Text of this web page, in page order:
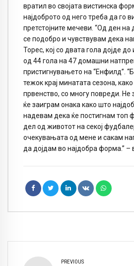
вратил во својата вистинска
најдоброто од него треба да го
претстојните мечеви. “Од ден на
се подобро и чувствувам дека
Торес, кој со двата гола дојде
од 44 гола на 47 домашни
пристигнувањето на “Енфилд”.
тежок крај минатата сезона,
првенство, со многу повреди. Не
ќе заиграм онака како што
надевам дека ќе постигнам топ
дел од животот на секој
очекувањата од мене и сакам
да дојдам во најдобра форма.”
PREVIOUS